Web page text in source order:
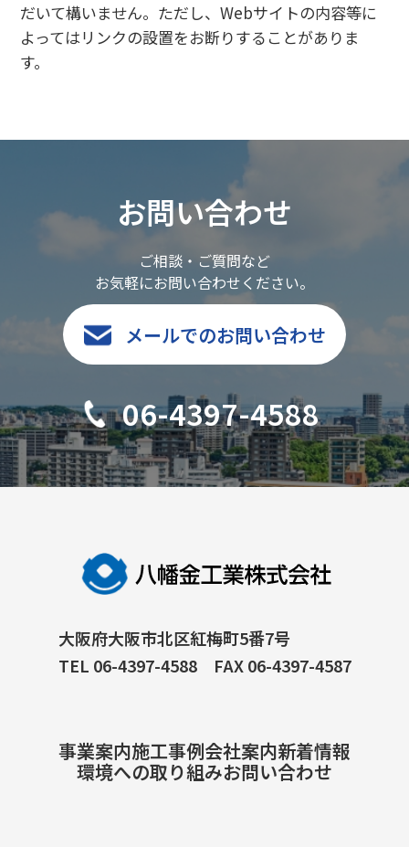
だいて構いません。ただし、Webサイトの内容等に
よってはリンクの設置をお断りすることがありま
す。
お問い合わせ
ご相談・ご質問など
お気軽にお問い合わせください。
メールでのお問い合わせ
06-4397-4588
大阪府大阪市北区紅梅町5番7号
TEL 06-4397-4588 FAX 06-4397-4587
事業案内施工事例会社案内新着情報
環境への取り組みお問い合わせ